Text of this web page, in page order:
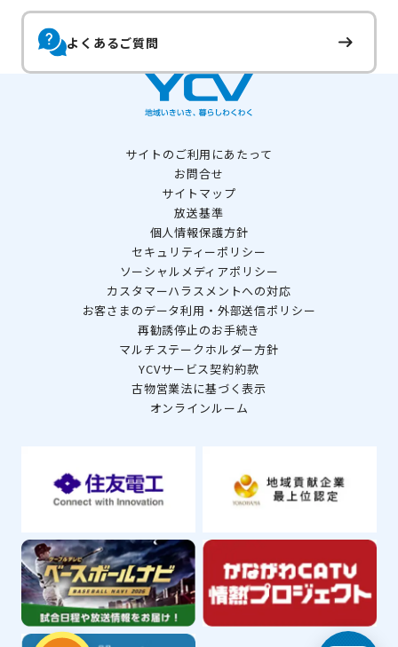
よくあるご質問
サイトのご利用にあたって
お問合せ
サイトマップ
放送基準
個人情報保護方針
セキュリティーポリシー
ソーシャルメディアポリシー
カスタマーハラスメントへの対応
お客さまのデータ利用・外部送信ポリシー
再勧誘停止のお手続き
マルチステークホルダー方針
YCVサービス契約約款
古物営業法に基づく表示
オンラインルーム